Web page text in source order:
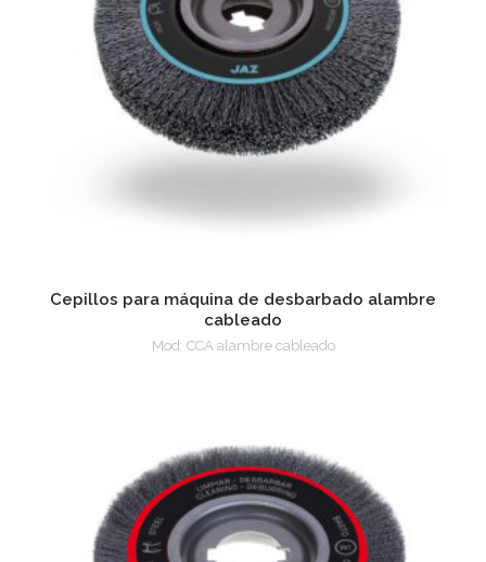
Cepillos para máquina de desbarbado alambre
cableado
Mod. CCA alambre cableado